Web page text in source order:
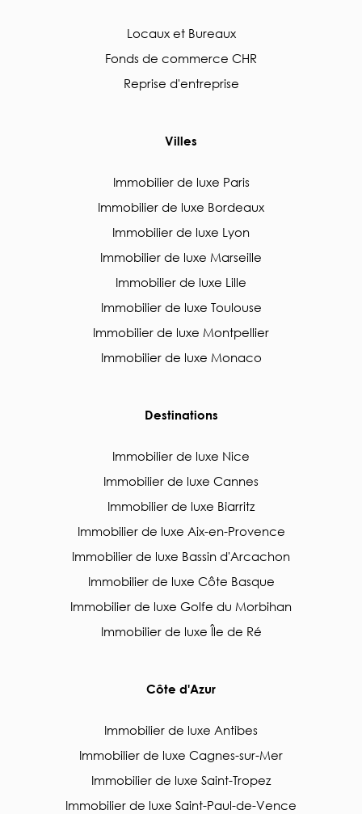
Locaux et Bureaux
Fonds de commerce CHR
Reprise d'entreprise
Villes
Immobilier de luxe Paris
Immobilier de luxe Bordeaux
Immobilier de luxe Lyon
Immobilier de luxe Marseille
Immobilier de luxe Lille
Immobilier de luxe Toulouse
Immobilier de luxe Montpellier
Immobilier de luxe Monaco
Destinations
Immobilier de luxe Nice
Immobilier de luxe Cannes
Immobilier de luxe Biarritz
Immobilier de luxe Aix-en-Provence
Immobilier de luxe Bassin d'Arcachon
Immobilier de luxe Côte Basque
Immobilier de luxe Golfe du Morbihan
Immobilier de luxe Île de Ré
Côte d'Azur
Immobilier de luxe Antibes
Immobilier de luxe Cagnes-sur-Mer
Immobilier de luxe Saint-Tropez
Immobilier de luxe Saint-Paul-de-Vence